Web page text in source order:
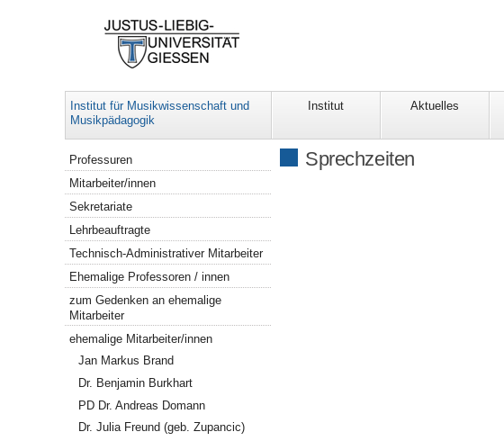
Institut für Musikwissenschaft und
Musikpädagogik
Institut Aktuelles
Sprechzeiten
Navigation
Professuren
Mitarbeiter/innen
Sekretariate
Lehrbeauftragte
Technisch-Administrativer Mitarbeiter
Ehemalige Professoren / innen
zum Gedenken an ehemalige
Mitarbeiter
ehemalige Mitarbeiter/innen
Jan Markus Brand
Dr. Benjamin Burkhart
PD Dr. Andreas Domann
Dr. Julia Freund (geb. Zupancic)